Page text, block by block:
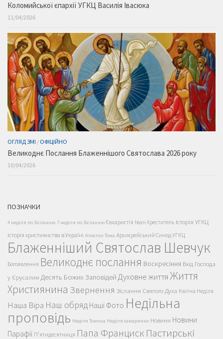
Коломийської єпархії УГКЦ Василія Івасюка
11/04/2026
ОГЛЯД ЗМІ / ОФІЦІЙНО
Великоднє Послання Блаженнішого Святослава 2026 року
10/04/2026
ПОЗНАЧКИ
4 неділя по Зісланню 7 неділя по Зісланню Євхаристія Іван Хреститель Історія УГКЦ
Історія християнства в Україні Апостол Тома Архиєрейський Синод УГКЦ
Блаженніший Святослав Шевчук
Богоявлення Великоднє послання Воскресіння Вхід Господа
у Єрусалим Десять Божих Заповідей Духовне життяЖиття
Християнина Звернення Зіслання Святого Духа Квітна Неділя
Наша Віра Наш обряд Наші Фото Недільна
проповідь Неділя Томина Неділя самарянки Новини Новини
Парафії П'ятидесятниця Папа Франциск Пастирські